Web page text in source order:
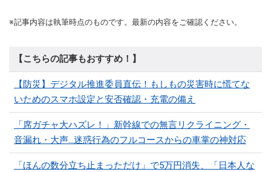
※記事内容は執筆時点のものです。最新の内容をご確認ください。
【こちらの記事もおすすめ！】
【防災】デジタル推進委員直伝！もしもの災害時に慌てな
いためのスマホ設定と安否確認・充電の備え
「席ガチャ大ハズレ！」新幹線での無言リクライニング・
音漏れ・大声...迷惑行為のフルコースからの車掌の神対応
「ほんの数分立ち止まっただけ」で5万円消失、「日本人な